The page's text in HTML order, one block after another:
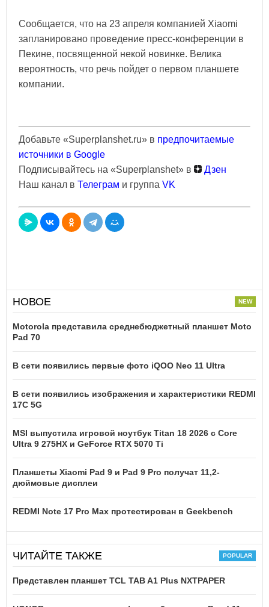
Сообщается, что на 23 апреля компанией Xiaomi
запланировано проведение пресс-конференции в
Пекине, посвященной некой новинке. Велика
вероятность, что речь пойдет о первом планшете
компании.
Добавьте «Superplanshet.ru» в предпочитаемые
источники в Google
Подписывайтесь на «Superplanshet» в
Дзен
Наш канал в Телеграм и группа VK
НОВОЕ
Motorola представила среднебюджетный планшет Moto
Pad 70
В сети появились первые фото iQOO Neo 11 Ultra
В сети появились изображения и характеристики REDMI
17C 5G
MSI выпустила игровой ноутбук Titan 18 2026 с Core
Ultra 9 275HX и GeForce RTX 5070 Ti
Планшеты Xiaomi Pad 9 и Pad 9 Pro получат 11,2-
дюймовые дисплеи
REDMI Note 17 Pro Max протестирован в Geekbench
ЧИТАЙТЕ ТАКЖЕ
Представлен планшет TCL TAB A1 Plus NXTPAPER